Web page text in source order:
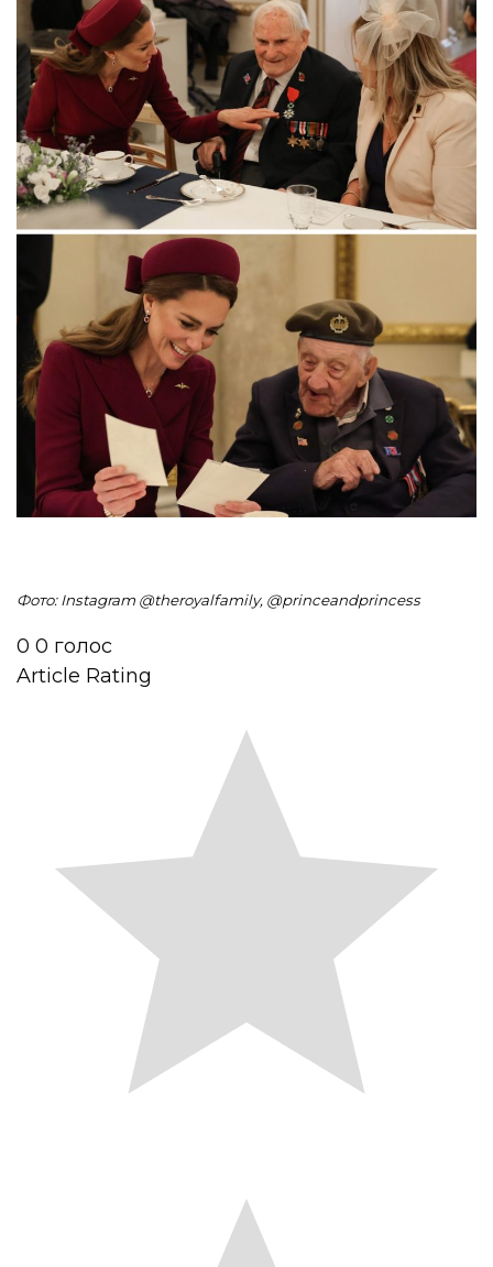
Фото: Instagram @theroyalfamily, @princeandprincess
0 0 голос
Article Rating